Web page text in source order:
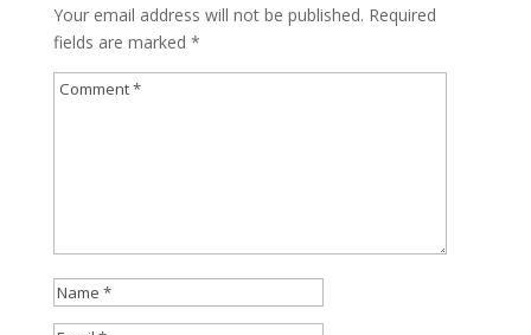
Your email address will not be published. Required
fields are marked *